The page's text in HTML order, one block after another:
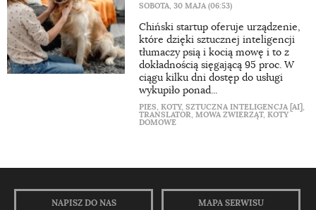
SOBOTA, 30 MAJA (06:53)
Chiński startup oferuje urządzenie,
które dzięki sztucznej inteligencji
tłumaczy psią i kocią mowę i to z
dokładnością sięgającą 95 proc. W
ciągu kilku dni dostęp do usługi
wykupiło ponad...
PIES, KOTY, SZTUCZNA INTELIGENCJA [AI],
TRANSLATOR, MOWA ZWIERZĄT, KOTY
DOMOWE
NAPISZ DO NAS MAPA SERWISU